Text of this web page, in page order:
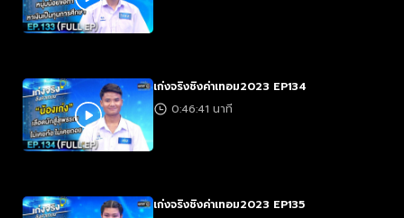
เก่งจริงชิงค่าเทอม2023 EP134
0:46:41 นาที
เก่งจริงชิงค่าเทอม2023 EP135